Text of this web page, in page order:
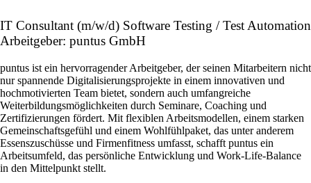
IT Consultant (m/w/d) Software Testing / Test Automation
Arbeitgeber: puntus GmbH
puntus ist ein hervorragender Arbeitgeber, der seinen Mitarbeitern nicht
nur spannende Digitalisierungsprojekte in einem innovativen und
hochmotivierten Team bietet, sondern auch umfangreiche
Weiterbildungsmöglichkeiten durch Seminare, Coaching und
Zertifizierungen fördert. Mit flexiblen Arbeitsmodellen, einem starken
Gemeinschaftsgefühl und einem Wohlfühlpaket, das unter anderem
Essenszuschüsse und Firmenfitness umfasst, schafft puntus ein
Arbeitsumfeld, das persönliche Entwicklung und Work-Life-Balance
in den Mittelpunkt stellt.